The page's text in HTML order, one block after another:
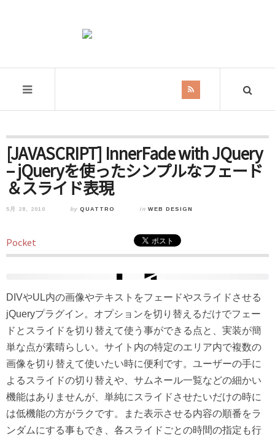
[JAVASCRIPT] InnerFade with JQuery
– jQueryを使ったシンプルなフェード
＆スライド表現
5月 28, 2010 by QUATTRO in WEB DESIGN
Pocket
DIVやUL内の画像やテキストをフェードやスライドさせる
jQueryプラグイン。オプションを切り替えるだけでフェー
ドとスライドを切り替えて使う事ができる点と、実装が簡
単な点が素晴らしい。サイト内の特定のエリア内で複数の
画像を切り替えて使いたい時に便利です。ユーザーの手に
よるスライドの切り替えや、サムネール一覧などの細かい
機能はありませんが、単純にスライドさせたいだけの時に
は低機能の方がラクです。また表示させる内容の順番をラ
ンダムにする事もでき、各スライドごとの時間の指定も行